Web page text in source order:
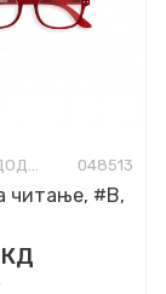
ОЧИЛА И ДОДАТОЦИ 048513
читање, #B,